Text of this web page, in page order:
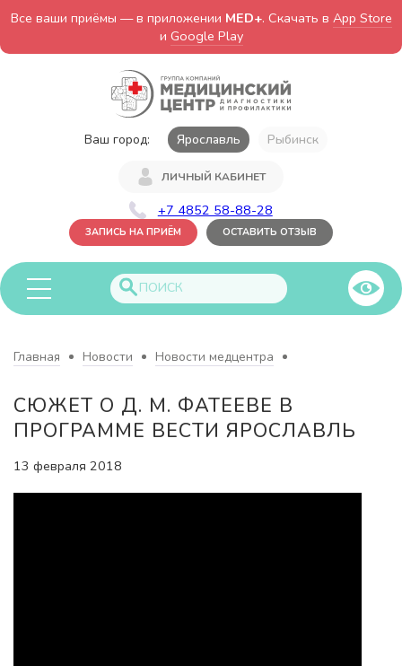
Все ваши приёмы — в приложении MED+. Скачать в App Store
и Google Play
Ваш город: Ярославль Рыбинск
ЛИЧНЫЙ КАБИНЕТ
+7 4852 58-88-28
ЗАПИСЬ НА ПРИЁМ ОСТАВИТЬ ОТЗЫВ
Главная Новости Новости медцентра
СЮЖЕТ О Д. М. ФАТЕЕВЕ В
ПРОГРАММЕ ВЕСТИ ЯРОСЛАВЛЬ
13 февраля 2018